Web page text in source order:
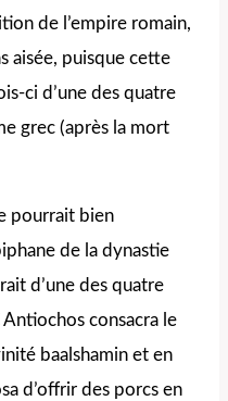
de l’empire romain,
aisée, puisque cette
ci d’une des quatre
grec (après la mort
pourrait bien
de la dynastie
d’une des quatre
consacra le
baalshamin et en
d’offrir des porcs en